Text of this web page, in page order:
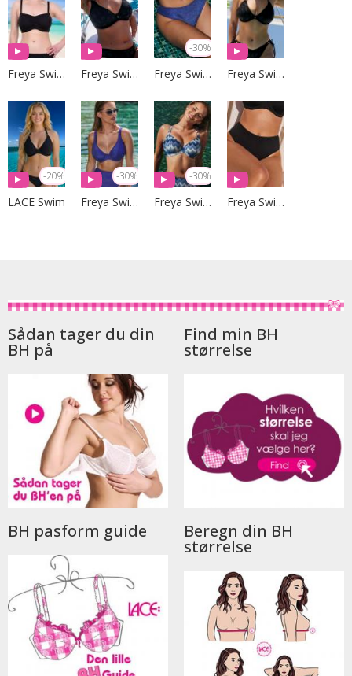
Freya Swim Freya Swim
-30%
Freya Swim Freya Swim
-20%
LACE Swim
-30%
Freya Swim
-30%
Freya Swim Freya Swim
Sådan tager du din
BH på
Find min BH
størrelse
BH pasform guide Beregn din BH
størrelse